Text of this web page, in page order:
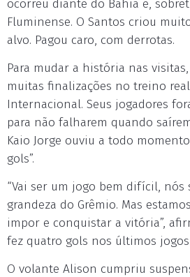
ocorreu diante do Bahia e,
Fluminense. O Santos criou
alvo. Pagou caro, com derrotas.
Para mudar a história nas
muitas finalizações no treino
Internacional. Seus jogadores
para não falharem quando
Kaio Jorge ouviu a todo
gols”.
“Vai ser um jogo bem difícil, nós
grandeza do Grêmio. Mas
impor e conquistar a vitória”,
fez quatro gols nos últimos
O volante Alison cumpriu